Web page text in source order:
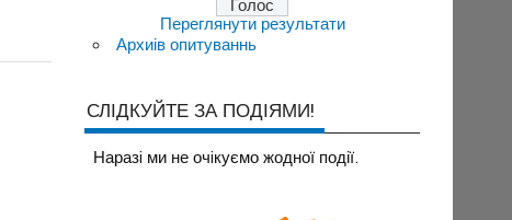
Переглянути результати
Архиів опитуваннь
СЛІДКУЙТЕ ЗА ПОДІЯМИ!
Наразi ми не очiкуємо жодної події.